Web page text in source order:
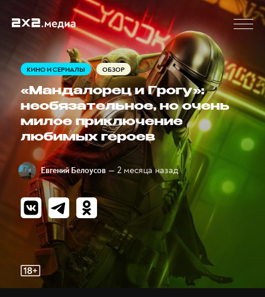
КИНО И СЕРИАЛЫ ОБЗОР
«Мандалорец и Грогу»:
необязательное, но очень
милое приключение
любимых героев
Евгений Белоусов — 2 месяца назад